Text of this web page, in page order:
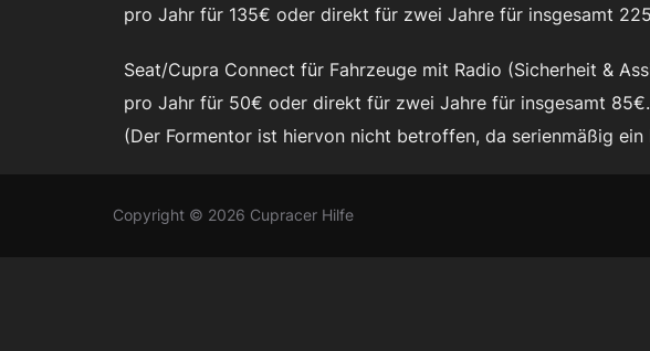
pro Jahr für 135€ oder direkt für zwei Jahre für insgesamt
Seat/Cupra Connect für Fahrzeuge mit Radio (Sicherheit &
pro Jahr für 50€ oder direkt für zwei Jahre für insgesamt 85€.
(Der Formentor ist hiervon nicht betroffen, da serienmäßig
Copyright © 2026 Cupracer Hilfe